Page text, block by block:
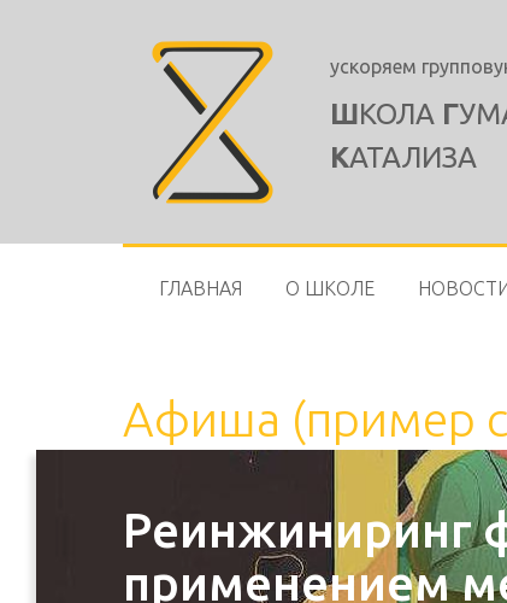
Гуманитарного
Катализа
ускоряем
ШКОЛА Г
КАТАЛИЗА
ГЛАВНАЯ О ШКОЛЕ
Афиша (пример
Реинжиниринг
применением